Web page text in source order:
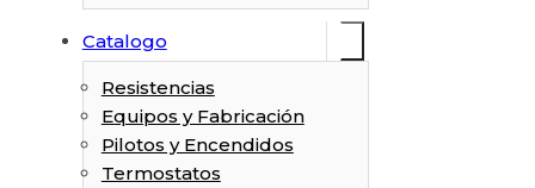
Catalogo
Resistencias
Equipos y Fabricación
Pilotos y Encendidos
Termostatos